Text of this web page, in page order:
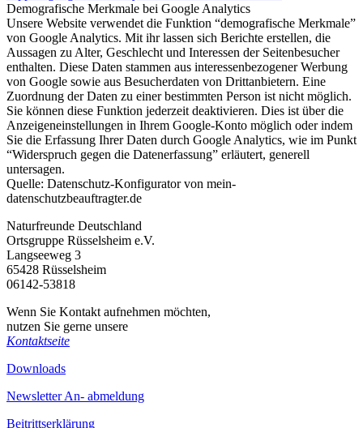
Demografische Merkmale bei Google Analytics
Unsere Website verwendet die Funktion “demografische Merkmale”
von Google Analytics. Mit ihr lassen sich Berichte erstellen, die
Aussagen zu Alter, Geschlecht und Interessen der Seitenbesucher
enthalten. Diese Daten stammen aus interessenbezogener Werbung
von Google sowie aus Besucherdaten von Drittanbietern. Eine
Zuordnung der Daten zu einer bestimmten Person ist nicht möglich.
Sie können diese Funktion jederzeit deaktivieren. Dies ist über die
Anzeigeneinstellungen in Ihrem Google-Konto möglich oder indem
Sie die Erfassung Ihrer Daten durch Google Analytics, wie im Punkt
“Widerspruch gegen die Datenerfassung” erläutert, generell
untersagen.
Quelle: Datenschutz-Konfigurator von mein-
datenschutzbeauftragter.de
Naturfreunde Deutschland
Ortsgruppe Rüsselsheim e.V.
Langseeweg 3
65428 Rüsselsheim
06142-53818
Wenn Sie Kontakt aufnehmen möchten,
nutzen Sie gerne unsere
Kontaktseite
Downloads
Newsletter An- abmeldung
Beitrittserklärung